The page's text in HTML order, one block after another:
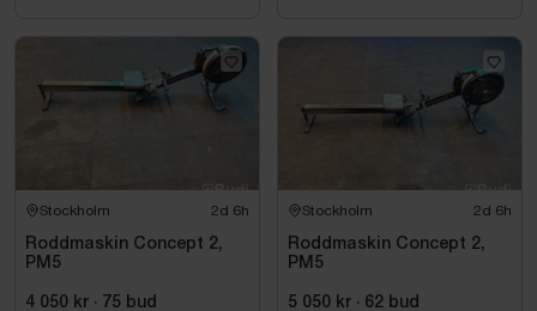
Stockholm 2d 6h
Roddmaskin Concept 2,
PM5
4 050 kr · 75 bud
Stockholm 2d 6h
Roddmaskin Concept 2,
PM5
5 050 kr · 62 bud